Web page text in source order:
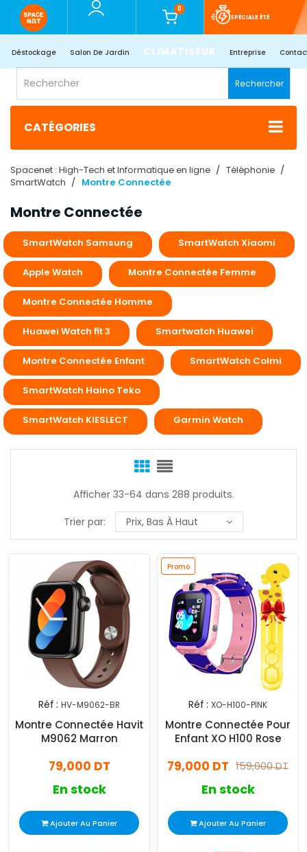
0
SPÉCIALE ÉTÉ
Déstockage Salon De Jardin CLIMATISEUR Entreprise
Rechercher
CATÉGORIES
Spacenet : High-Tech et Informatique en ligne
Téléphonie
SmartWatch
Montre Connectée
Montre Connectée
SmartWatch Samsung SmartWatch Xiaomi
Apple Watch Montre Connectée Femme
Montre Connectée Homme
Huawei Watch fit 3 Smartwatch Huawei
Montre Connectée Enfant SmartWatch Colmi
SmartWatch Haino Teko
SmartWatch KIESLECT Garmin Watch
Afficher 33-64 dans 288 produits.
Trier par:
Prix, Bas À Haut
Réf : HV-M9062-BR
Montre Connectée Havit
M9062 Marron
79,000 DT
En stock
Ajouter Au Panier
Promo
Réf : XO-H100-PINK
Montre Connectée Pour
Enfant XO H100 Rose
159,000 DT
79,000 DT
En stock
Ajouter Au Panier